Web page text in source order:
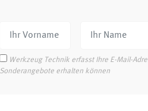
Werkzeug Technik erfasst Ihre E-Mail-
Sonderangebote erhalten können